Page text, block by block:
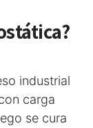
industrial
carga
se cura